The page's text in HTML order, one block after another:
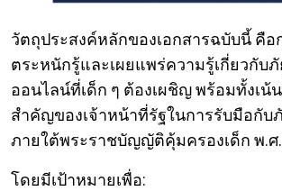
วัตถุประสงค์หลักของเอกสารฉบับนี้ คือ
ตระหนักรู้และเผยแพร่ความรู้เกี่ยวกับ
ออนไลน์ที่เด็ก ๆ ต้องเผชิญ พร้อมทั้งเน้
สำคัญของเจ้าหน้าที่รัฐในการรับมือกับ
ภายใต้พระราชบัญญัติคุ้มครองเด็ก พ.ศ.
โดยมีเป้าหมายเพื่อ: